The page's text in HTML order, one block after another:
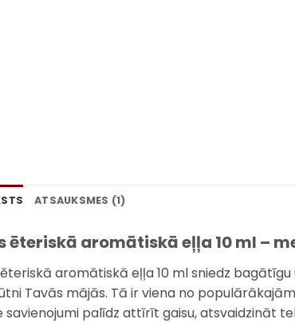
ATSAUKSMES (1)
ēteriskā aromātiskā eļļa 10 ml –
aromātiskā eļļa 10 ml sniedz
Tavās mājās. Tā ir viena no
savienojumi palīdz attīrīt gaisu, atsvaidzināt